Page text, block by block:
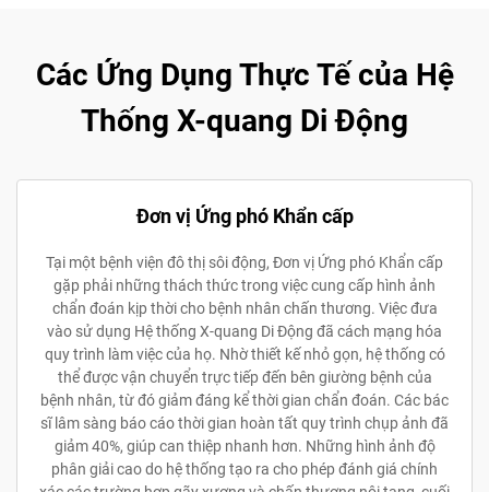
Các Ứng Dụng Thực Tế của Hệ
Thống X-quang Di Động
Đơn vị Ứng phó Khẩn cấp
Tại một bệnh viện đô thị sôi động, Đơn vị Ứng phó Khẩn cấp
gặp phải những thách thức trong việc cung cấp hình ảnh
chẩn đoán kịp thời cho bệnh nhân chấn thương. Việc đưa
vào sử dụng Hệ thống X-quang Di Động đã cách mạng hóa
quy trình làm việc của họ. Nhờ thiết kế nhỏ gọn, hệ thống có
thể được vận chuyển trực tiếp đến bên giường bệnh của
bệnh nhân, từ đó giảm đáng kể thời gian chẩn đoán. Các bác
sĩ lâm sàng báo cáo thời gian hoàn tất quy trình chụp ảnh đã
giảm 40%, giúp can thiệp nhanh hơn. Những hình ảnh độ
phân giải cao do hệ thống tạo ra cho phép đánh giá chính